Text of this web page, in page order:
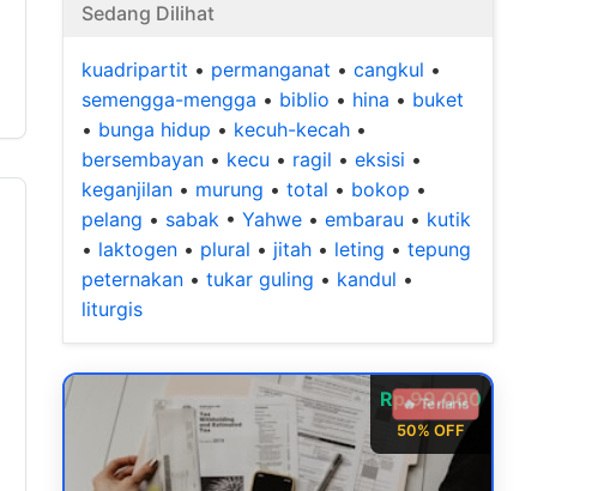
Sedang Dilihat
kuadripartit • permanganat • cangkul •
semengga-mengga • biblio • hina • buket
• bunga hidup • kecuh-kecah •
bersembayan • kecu • ragil • eksisi •
keganjilan • murung • total • bokop •
pelang • sabak • Yahwe • embarau • kutik
• laktogen • plural • jitah • leting • tepung
peternakan • tukar guling • kandul •
liturgis
Rp 99.000
50% OFF
🔥 Terlaris